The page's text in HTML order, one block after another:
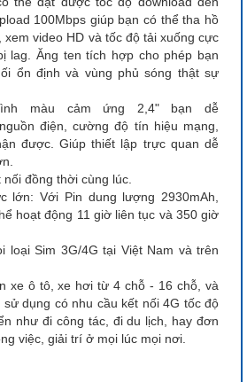
100Mbps giúp bạn có thể tha hồ
video HD và tốc độ tải xuống cực
lag. Ăng ten tích hợp cho phép bạn
ổn định và vùng phủ sóng thật sự
màu cảm ứng 2,4" bạn dễ
điện, cường độ tín hiệu mạng,
được. Giúp thiết lập trực quan dễ
đồng thời cùng lúc.
lớn: Với Pin dung lượng 2930mAh,
hoạt động 11 giờ liên tục và 350 giờ
loại Sim 3G/4G tại Việt Nam và trên
xe ô tô, xe hơi từ 4 chỗ - 16 chỗ, và
dụng có nhu cầu kết nối 4G tốc độ
như đi công tác, đi du lịch, hay đơn
việc, giải trí ở mọi lúc mọi nơi.